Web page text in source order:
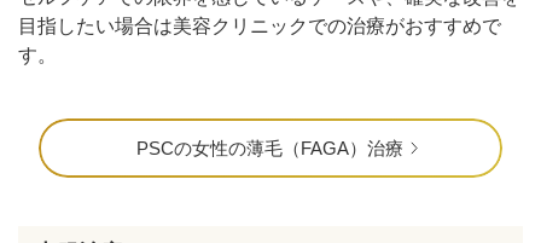
目指したい場合は美容クリニックでの治療がおすすめで
す。
PSCの女性の薄毛（FAGA）治療